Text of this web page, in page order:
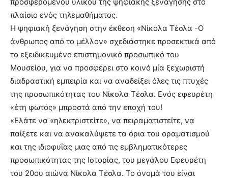
πλαίσιο ενός τηλεμαθήματος.
Η ψηφιακή ξενάγηση στην έκθεση «Νίκολα Τέσλα -Ο
άνθρωπος από το μέλλον» σχεδιάστηκε προσεκτικά από
το εξειδικευμένο επιστημονικό προσωπικό του
Μουσείου, για να προσφέρει στο κοινό μία ξεχωριστή
διαδραστική εμπειρία και να αναδείξει όλες τις πτυχές
της προσωπικότητας του Νίκολα Τέσλα. Ενός εφευρέτη
«έτη φωτός» μπροστά από την εποχή του!
«Ελάτε να «ηλεκτριστείτε», να πειραματιστείτε, να
παίξετε και να ανακαλύψετε τα όρια του οραματισμού
και της ιδιοφυΐας μιας από τις εμβληματικότερες
προσωπικότητας της Ιστορίας, του μεγάλου Εφευρέτη
του 20ου αιώνα Νίκολα Τέσλα. Το όνομά του είναι